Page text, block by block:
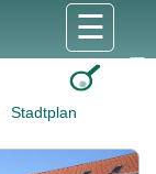
Stadtplan
☰